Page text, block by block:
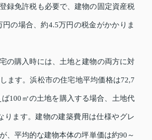
録免許税も必要で、建物の固定資産税
円の場合、約4.5万円の税金がかかりま
の購入時には、土地と建物の両方に対
ます。浜松市の住宅地平均価格は72,7
100㎡の土地を購入する場合、土地代
ります。建物の建築費用は仕様やグレ
、平均的な建物本体の坪単価は約90～